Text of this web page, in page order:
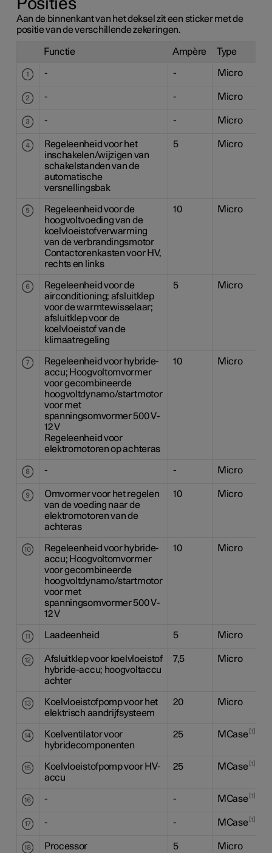
Posities
Aan de binnenkant van het deksel zit een sticker met de
positie van de verschillende zekeringen.
Functie Ampère Type
- - Micro
- - Micro
- - Micro
Regeleenheid voor het
inschakelen/wijzigen van
schakelstanden van de
automatische
versnellingsbak
5 Micro
Regeleenheid voor de
hoogvoltvoeding van de
koelvloeistofverwarming
van de verbrandingsmotor
Contactorenkasten voor HV,
rechts en links
10 Micro
Regeleenheid voor de
airconditioning; afsluitklep
voor de warmtewisselaar;
afsluitklep voor de
koelvloeistof van de
klimaatregeling
5 Micro
Regeleenheid voor hybride-
accu; Hoogvoltomvormer
voor gecombineerde
hoogvoltdynamo/startmotor
voor met
spanningsomvormer 500 V-
12 V
Regeleenheid voor
elektromotoren op achteras
10 Micro
- - Micro
Omvormer voor het regelen
van de voeding naar de
elektromotoren van de
achteras
10 Micro
Regeleenheid voor hybride-
accu; Hoogvoltomvormer
voor gecombineerde
hoogvoltdynamo/startmotor
voor met
spanningsomvormer 500 V-
12 V
10 Micro
Laadeenheid 5 Micro
Afsluitklep voor koelvloeistof
hybride-accu; hoogvoltaccu
achter
7,5 Micro
Koelvloeistofpomp voor het
elektrisch aandrijfsysteem
20 Micro
Koelventilator voor
hybridecomponenten
25 MCase 1
Koelvloeistofpomp voor HV-
accu
25 MCase 1
- - MCase 1
- - MCase 1
Processor 5 Micro